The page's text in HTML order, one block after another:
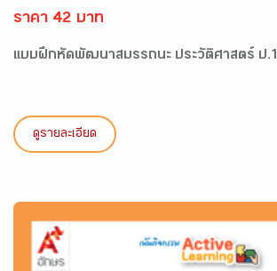
ราคา 42 บาท
แบบฝึกหัดพัฒนาสมรรถนะ ประวัติศาสตร์ ป.1
ดูรายละเอียด